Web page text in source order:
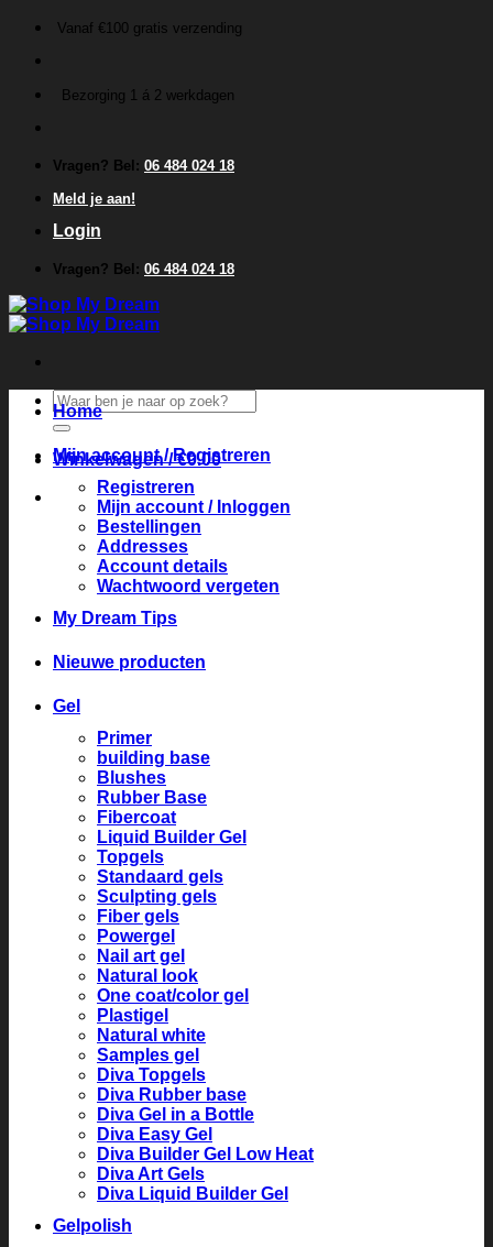
inhoud
Vanaf €100 gratis verzending
Bezorging 1 á 2 werkdagen
Vragen? Bel: 06 484 024 18
Meld je aan!
Login
Vragen? Bel: 06 484 024 18
Zoeken
naar:
Winkelwagen /€0.00
Home
Mijn account / Registreren
Registreren
Mijn account / Inloggen
Bestellingen
Addresses
Account details
Wachtwoord vergeten
My Dream Tips
Nieuwe producten
Gel
Primer
building base
Blushes
Rubber Base
Fibercoat
Liquid Builder Gel
Topgels
Standaard gels
Sculpting gels
Fiber gels
Powergel
Nail art gel
Natural look
One coat/color gel
Plastigel
Natural white
Samples gel
Diva Topgels
Diva Rubber base
Diva Gel in a Bottle
Diva Easy Gel
Diva Builder Gel Low Heat
Diva Art Gels
Diva Liquid Builder Gel
Gelpolish